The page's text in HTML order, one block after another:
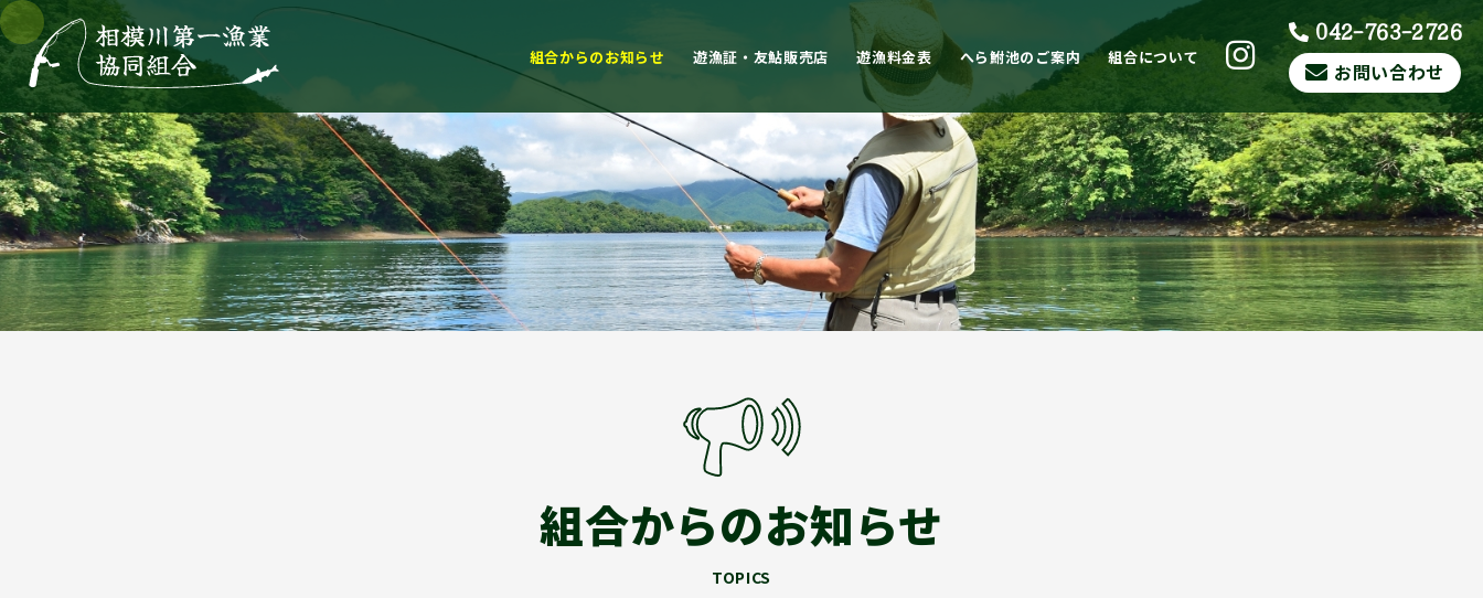
組合からのお知らせ 遊漁証・友鮎販売店 遊漁料金表 へら鮒池のご案内 組合について
042-763-2726
お問い合わせ
組合からのお知らせ
TOPICS